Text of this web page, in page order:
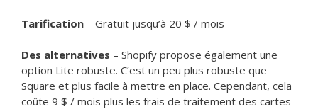
Tarification – Gratuit jusqu’à 20 $ / mois
Des alternatives – Shopify propose également une
option Lite robuste. C’est un peu plus robuste que
Square et plus facile à mettre en place. Cependant, cela
coûte 9 $ / mois plus les frais de traitement des cartes